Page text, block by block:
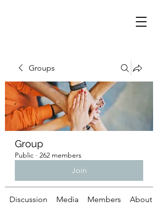
Groups
Group
Public · 262 members
Join
Discussion Media Members About